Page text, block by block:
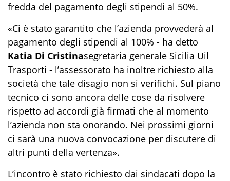
fredda del pagamento degli stipendi al 50%.
«Ci è stato garantito che l’azienda provvederà al
pagamento degli stipendi al 100% - ha detto
Katia Di Cristinasegretaria generale Sicilia Uil
Trasporti - l’assessorato ha inoltre richiesto alla
società che tale disagio non si verifichi. Sul piano
tecnico ci sono ancora delle cose da risolvere
rispetto ad accordi già firmati che al momento
l’azienda non sta onorando. Nei prossimi giorni
ci sarà una nuova convocazione per discutere di
altri punti della vertenza».
L’incontro è stato richiesto dai sindacati dopo la